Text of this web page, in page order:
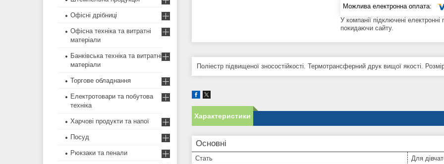
У компанії підключені
покидаючи сайту.
Поліестр підвищеної зносостійкості. Термотрансферний друк вищої якості.
Характеристики
Основні
Стать Для
Офісні дрібниці
Офісна техніка та витратні
матеріали
Банківська техніка та витратні
матеріали
Торгове обладнання
Електротовари та побутова
техніка
Харчові продукти та напої
Посуд
Рюкзаки та пенали